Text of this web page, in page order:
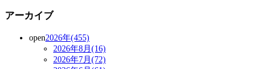
アーカイブ
open2026年(455)
2026年8月(16)
2026年7月(72)